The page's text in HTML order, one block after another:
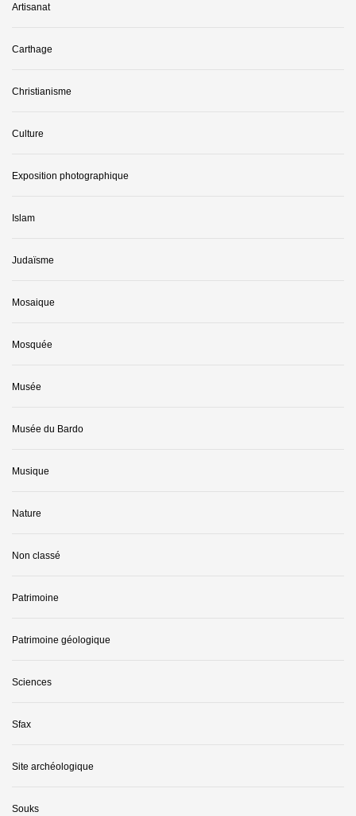
Artisanat
Carthage
Christianisme
Culture
Exposition photographique
Islam
Judaïsme
Mosaique
Mosquée
Musée
Musée du Bardo
Musique
Nature
Non classé
Patrimoine
Patrimoine géologique
Sciences
Sfax
Site archéologique
Souks